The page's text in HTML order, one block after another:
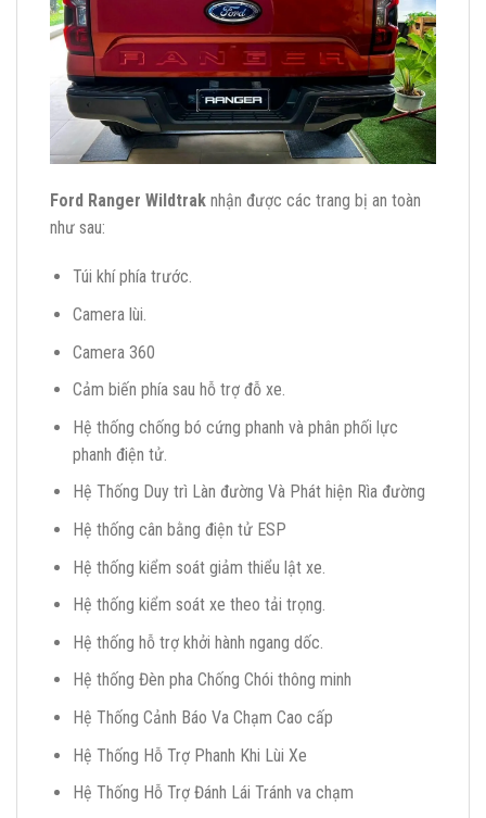
Ford Ranger Wildtrak nhận được các trang bị an toàn
như sau:
Túi khí phía trước.
Camera lùi.
Camera 360
Cảm biến phía sau hỗ trợ đỗ xe.
Hệ thống chống bó cứng phanh và phân phối lực
phanh điện tử.
Hệ Thống Duy trì Làn đường Và Phát hiện Rìa đường
Hệ thống cân bằng điện tử ESP
Hệ thống kiểm soát giảm thiểu lật xe.
Hệ thống kiểm soát xe theo tải trọng.
Hệ thống hỗ trợ khởi hành ngang dốc.
Hệ thống Đèn pha Chống Chói thông minh
Hệ Thống Cảnh Báo Va Chạm Cao cấp
Hệ Thống Hỗ Trợ Phanh Khi Lùi Xe
Hệ Thống Hỗ Trợ Đánh Lái Tránh va chạm